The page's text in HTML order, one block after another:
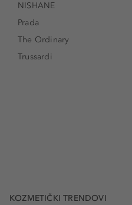
NISHANE
Prada
The Ordinary
Trussardi
KOZMETIČKI TRENDOVI